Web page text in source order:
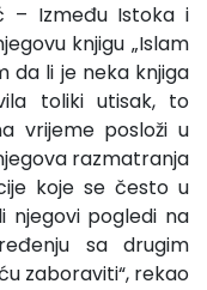
– Između Istoka i
knjigu „Islam
da li je neka knjiga
toliki utisak, to
vrijeme posloži u
razmatranja
koje se često u
njegovi pogledi na
sa drugim
zaboraviti“, rekao